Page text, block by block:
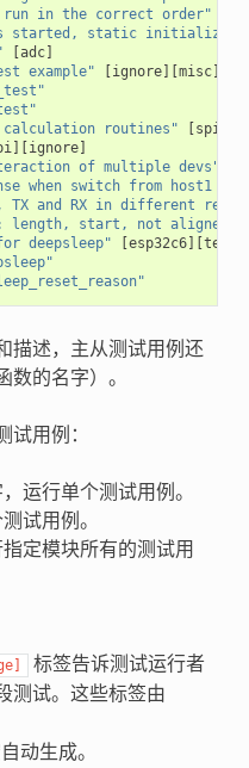
in the correct order"
started, static initializers
[adc]
example" [ignore][misc][
calculation routines" [spi
][ignore]
of multiple devs"
when switch from host1
TX and RX in different
length, start, not aligned"
deepsleep" [esp32c6][
描述，主从测试用例还
数的名字）。
试用例：
运行单个测试用例。
试用例。
定模块所有的测试用
标签告诉测试运行者
测试。这些标签由
动生成。